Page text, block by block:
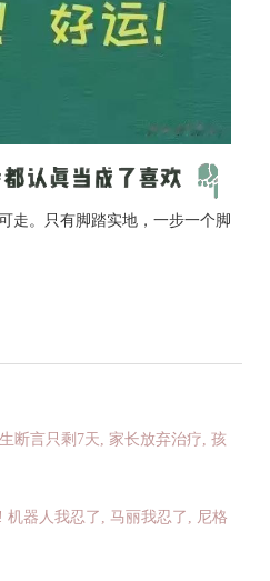
走。只有脚踏实地，一步一个脚
断言只剩7天, 家长放弃治疗, 孩
机器人我忍了, 马丽我忍了, 尼格